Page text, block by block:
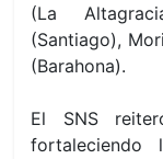
(La
(Santiago),
(Barahona).
El SNS
fortaleciendo